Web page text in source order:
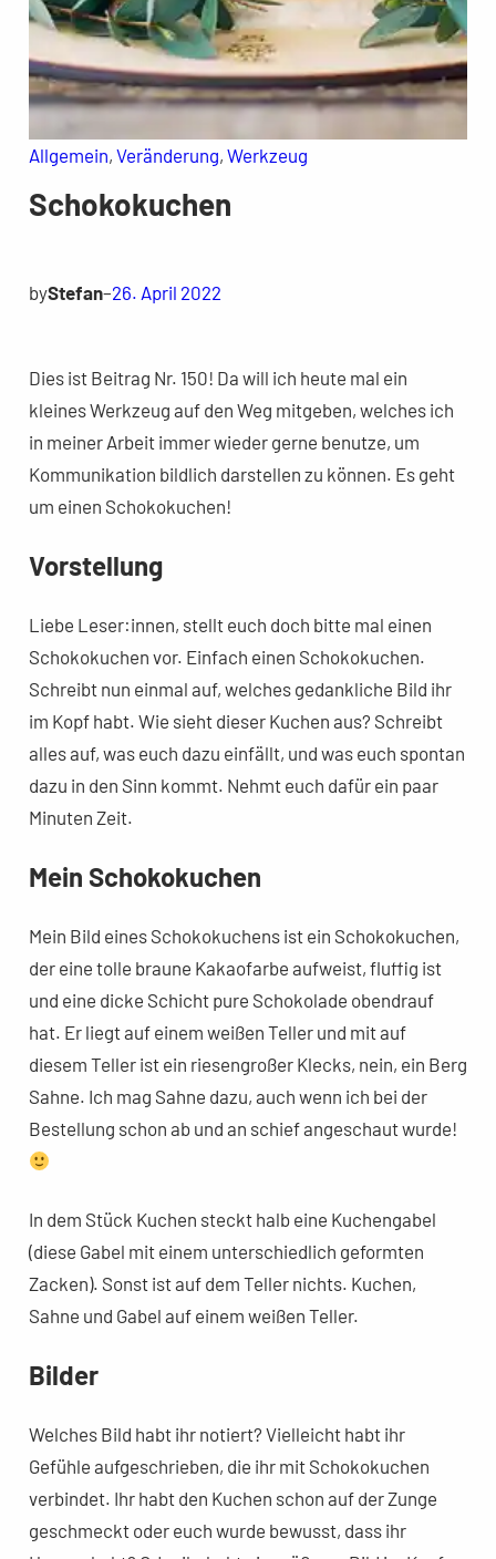
Allgemein, Veränderung, Werkzeug
Schokokuchen
byStefan–26. April 2022
Dies ist Beitrag Nr. 150! Da will ich heute mal ein
kleines Werkzeug auf den Weg mitgeben, welches ich
in meiner Arbeit immer wieder gerne benutze, um
Kommunikation bildlich darstellen zu können. Es geht
um einen Schokokuchen!
Vorstellung
Liebe Leser:innen, stellt euch doch bitte mal einen
Schokokuchen vor. Einfach einen Schokokuchen.
Schreibt nun einmal auf, welches gedankliche Bild ihr
im Kopf habt. Wie sieht dieser Kuchen aus? Schreibt
alles auf, was euch dazu einfällt, und was euch spontan
dazu in den Sinn kommt. Nehmt euch dafür ein paar
Minuten Zeit.
Mein Schokokuchen
Mein Bild eines Schokokuchens ist ein Schokokuchen,
der eine tolle braune Kakaofarbe aufweist, fluffig ist
und eine dicke Schicht pure Schokolade obendrauf
hat. Er liegt auf einem weißen Teller und mit auf
diesem Teller ist ein riesengroßer Klecks, nein, ein Berg
Sahne. Ich mag Sahne dazu, auch wenn ich bei der
Bestellung schon ab und an schief angeschaut wurde!
In dem Stück Kuchen steckt halb eine Kuchengabel
(diese Gabel mit einem unterschiedlich geformten
Zacken). Sonst ist auf dem Teller nichts. Kuchen,
Sahne und Gabel auf einem weißen Teller.
Bilder
Welches Bild habt ihr notiert? Vielleicht habt ihr
Gefühle aufgeschrieben, die ihr mit Schokokuchen
verbindet. Ihr habt den Kuchen schon auf der Zunge
geschmeckt oder euch wurde bewusst, dass ihr